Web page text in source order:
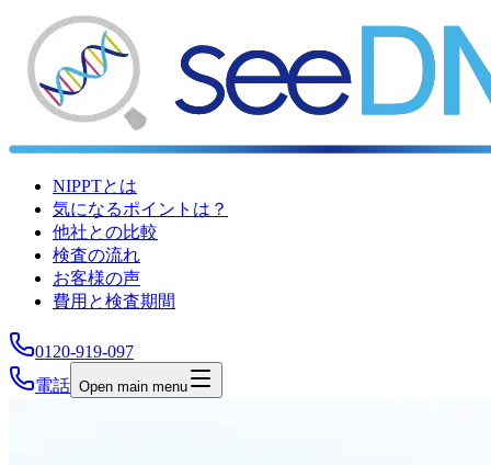
NIPPTとは
気になるポイントは？
他社との比較
検査の流れ
お客様の声
費用と検査期間
0120-919-097
電話 Open main menu